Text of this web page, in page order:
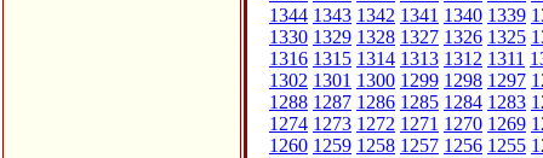
1344 1343 1342 1341 1340 1339
1330 1329 1328 1327 1326 1325
1316 1315 1314 1313 1312 1311
1302 1301 1300 1299 1298 1297
1288 1287 1286 1285 1284 1283
1274 1273 1272 1271 1270 1269
1260 1259 1258 1257 1256 1255